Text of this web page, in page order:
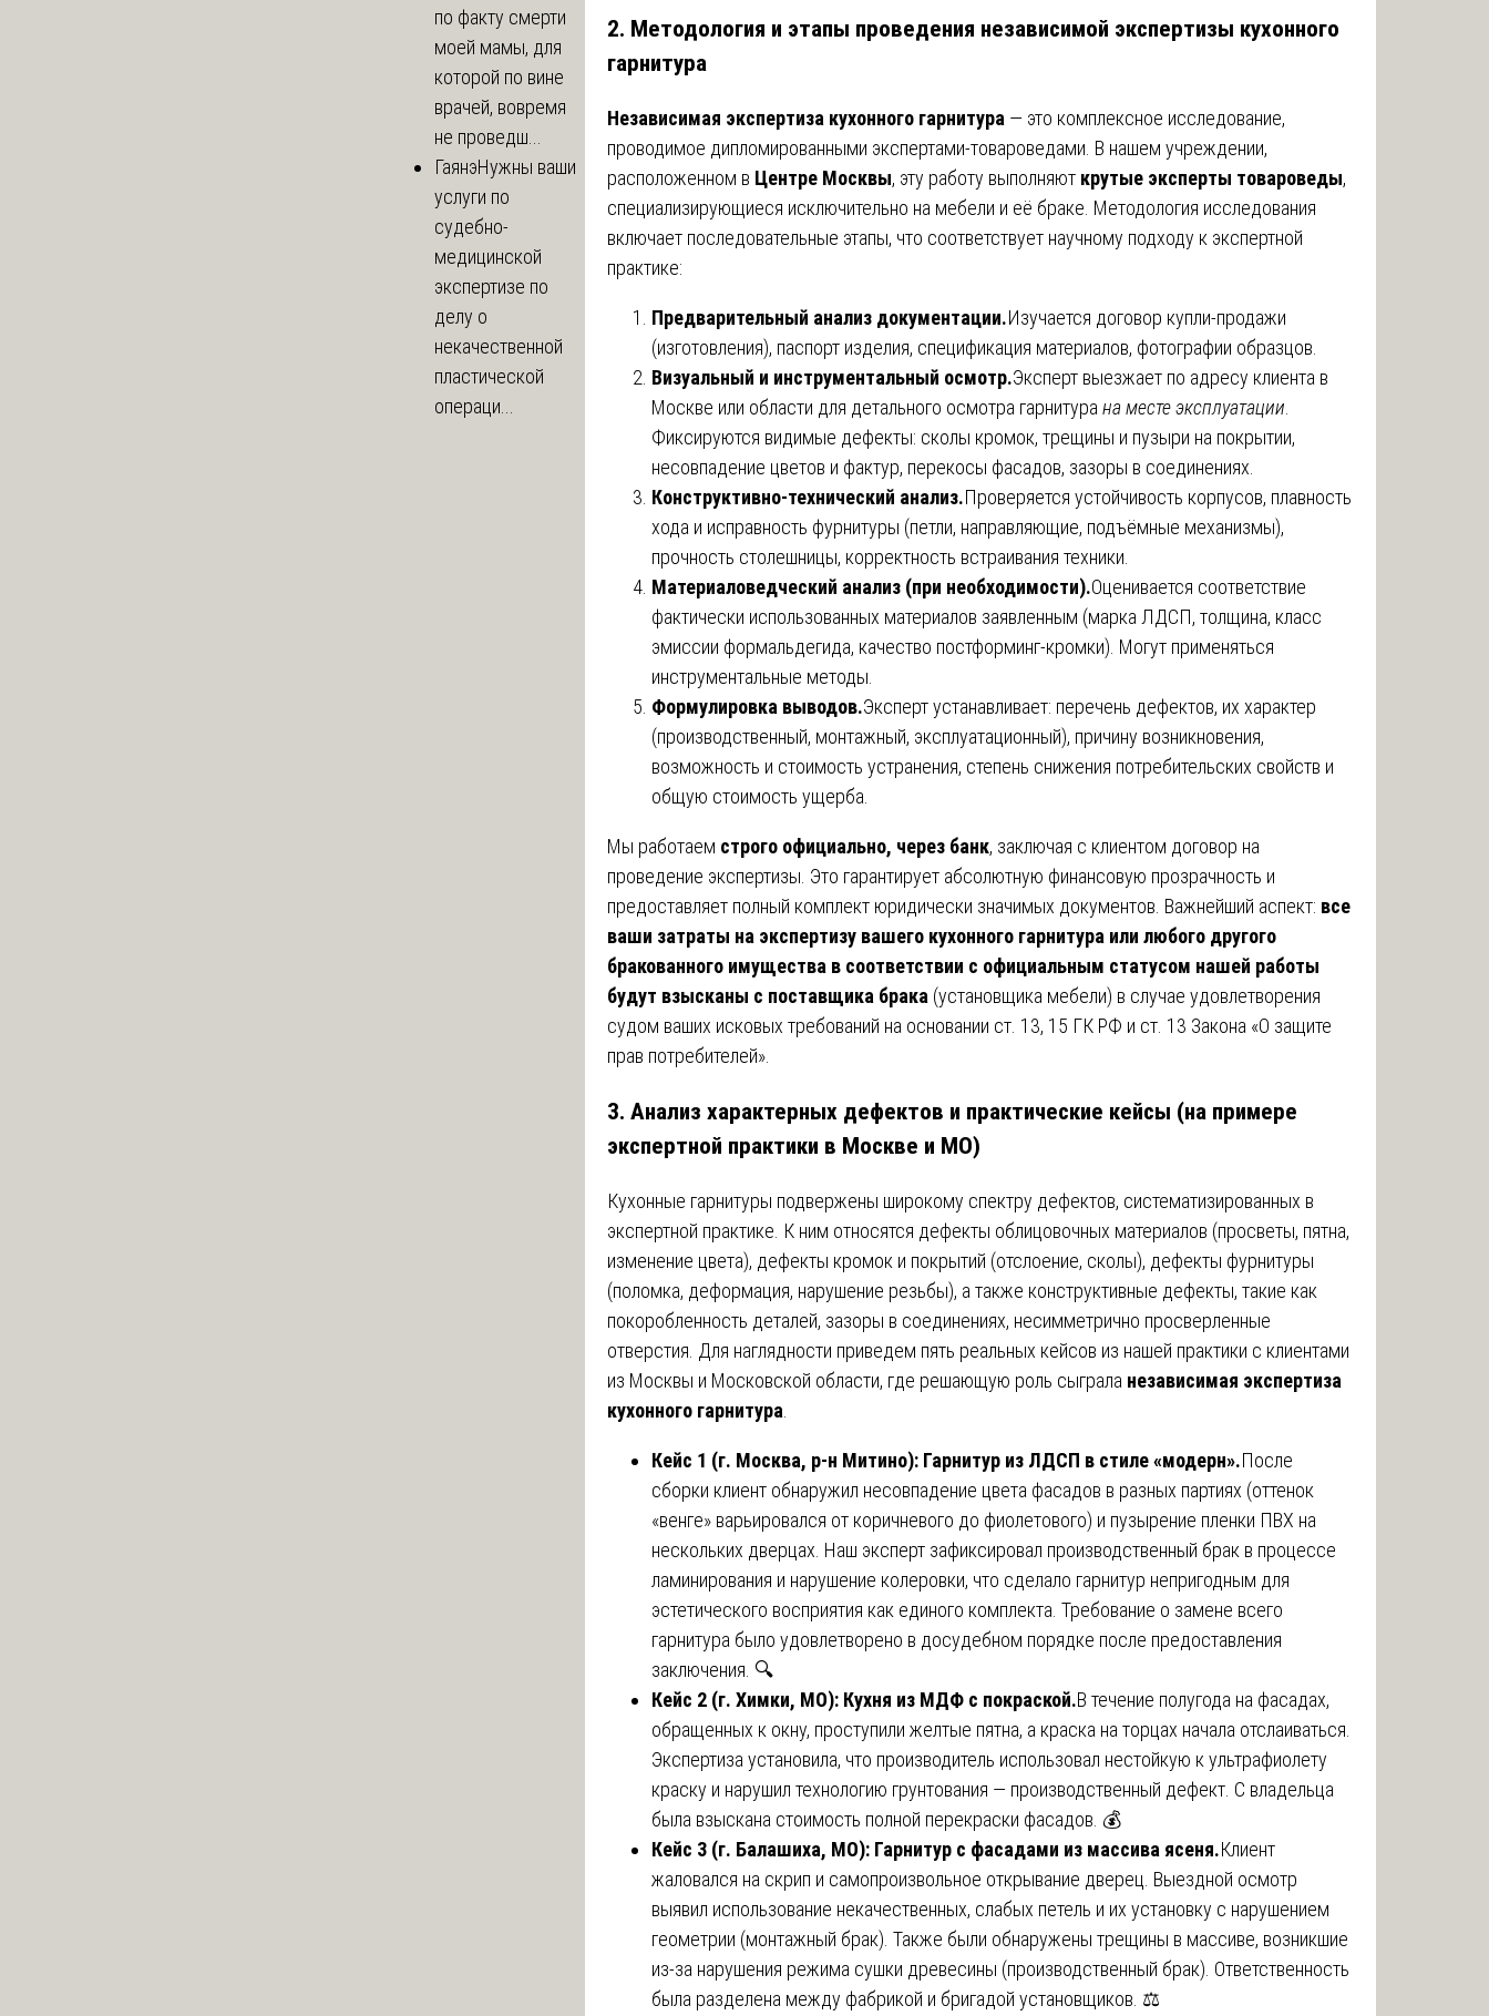
2. Методология и этапы проведения независимой экспертизы кухонного
гарнитура
Независимая экспертиза кухонного гарнитура — это комплексное исследование,
проводимое дипломированными экспертами-товароведами. В нашем учреждении,
расположенном в Центре Москвы, эту работу выполняют крутые эксперты товароведы,
специализирующиеся исключительно на мебели и её браке. Методология исследования
включает последовательные этапы, что соответствует научному подходу к экспертной
практике:
Предварительный анализ документации.Изучается договор купли-продажи
(изготовления), паспорт изделия, спецификация материалов, фотографии образцов.
Визуальный и инструментальный осмотр.Эксперт выезжает по адресу клиента в
Москве или области для детального осмотра гарнитура на месте эксплуатации
Фиксируются видимые дефекты: сколы кромок, трещины и пузыри на покрытии,
несовпадение цветов и фактур, перекосы фасадов, зазоры в соединениях.
Конструктивно-технический анализ.Проверяется устойчивость корпусов, плавность
хода и исправность фурнитуры (петли, направляющие, подъёмные механизмы),
прочность столешницы, корректность встраивания техники.
Материаловедческий анализ (при необходимости).Оценивается соответствие
фактически использованных материалов заявленным (марка ЛДСП, толщина, класс
эмиссии формальдегида, качество постформинг-кромки). Могут применяться
инструментальные методы.
Формулировка выводов.Эксперт устанавливает: перечень дефектов, их характер
(производственный, монтажный, эксплуатационный), причину возникновения,
возможность и стоимость устранения, степень снижения потребительских свойств и
общую стоимость ущерба.
Мы работаем строго официально, через банк, заключая с клиентом договор на
проведение экспертизы. Это гарантирует абсолютную финансовую прозрачность и
предоставляет полный комплект юридически значимых документов. Важнейший аспект: все
ваши затраты на экспертизу вашего кухонного гарнитура или любого другого
бракованного имущества в соответствии с официальным статусом нашей работы
будут взысканы с поставщика брака (установщика мебели) в случае удовлетворения
судом ваших исковых требований на основании ст. 13, 15 ГК РФ и ст. 13 Закона «О защите
прав потребителей».
3. Анализ характерных дефектов и практические кейсы (на примере
экспертной практики в Москве и МО)
Кухонные гарнитуры подвержены широкому спектру дефектов, систематизированных в
экспертной практике. К ним относятся дефекты облицовочных материалов (просветы, пятна,
изменение цвета), дефекты кромок и покрытий (отслоение, сколы), дефекты фурнитуры
(поломка, деформация, нарушение резьбы), а также конструктивные дефекты, такие как
покоробленность деталей, зазоры в соединениях, несимметрично просверленные
отверстия. Для наглядности приведем пять реальных кейсов из нашей практики с клиентами
из Москвы и Московской области, где решающую роль сыграла независимая экспертиза
кухонного гарнитура
Кейс 1 (г. Москва, р-н Митино): Гарнитур из ЛДСП в стиле «модерн».После
сборки клиент обнаружил несовпадение цвета фасадов в разных партиях (оттенок
«венге» варьировался от коричневого до фиолетового) и пузырение пленки ПВХ на
нескольких дверцах. Наш эксперт зафиксировал производственный брак в процессе
ламинирования и нарушение колеровки, что сделало гарнитур непригодным для
эстетического восприятия как единого комплекта. Требование о замене всего
гарнитура было удовлетворено в досудебном порядке после предоставления
заключения. 🔍
Кейс 2 (г. Химки, МО): Кухня из МДФ с покраской.В течение полугода на фасадах,
обращенных к окну, проступили желтые пятна, а краска на торцах начала отслаиваться.
Экспертиза установила, что производитель использовал нестойкую к ультрафиолету
краску и нарушил технологию грунтования — производственный дефект. С владельца
была взыскана стоимость полной перекраски фасадов. 💰
Кейс 3 (г. Балашиха, МО): Гарнитур с фасадами из массива ясеня.Клиент
жаловался на скрип и самопроизвольное открывание дверец. Выездной осмотр
выявил использование некачественных, слабых петель и их установку с нарушением
геометрии (монтажный брак). Также были обнаружены трещины в массиве, возникшие
из-за нарушения режима сушки древесины (производственный брак). Ответственность
была разделена между фабрикой и бригадой установщиков. ⚖️
по факту смерти
моей мамы, для
которой по вине
врачей, вовремя
не проведш...
ГаянэНужны ваши
услуги по
судебно-
медицинской
экспертизе по
делу о
некачественной
пластической
операци...